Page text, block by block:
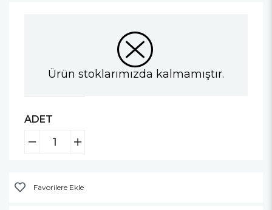
Ürün stoklarımızda kalmamıştır.
ADET
Favorilere Ekle